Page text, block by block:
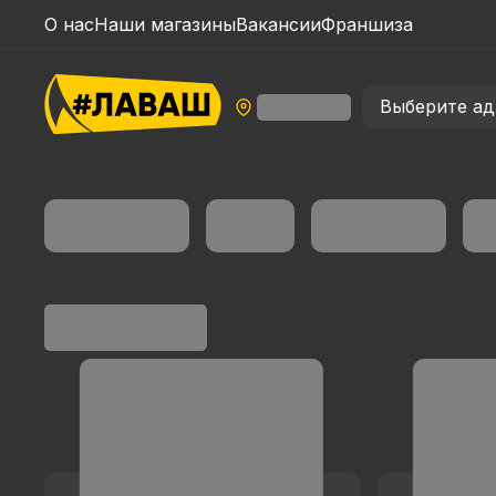
О насНаши магазиныВакансииФраншиза
Выберите